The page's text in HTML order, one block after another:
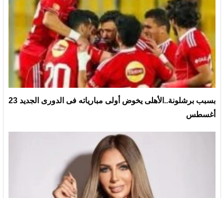
بسبب برشلونة..الأهلى يخوض أولى مبارياته فى الدورى الجديد 23
أغسطس